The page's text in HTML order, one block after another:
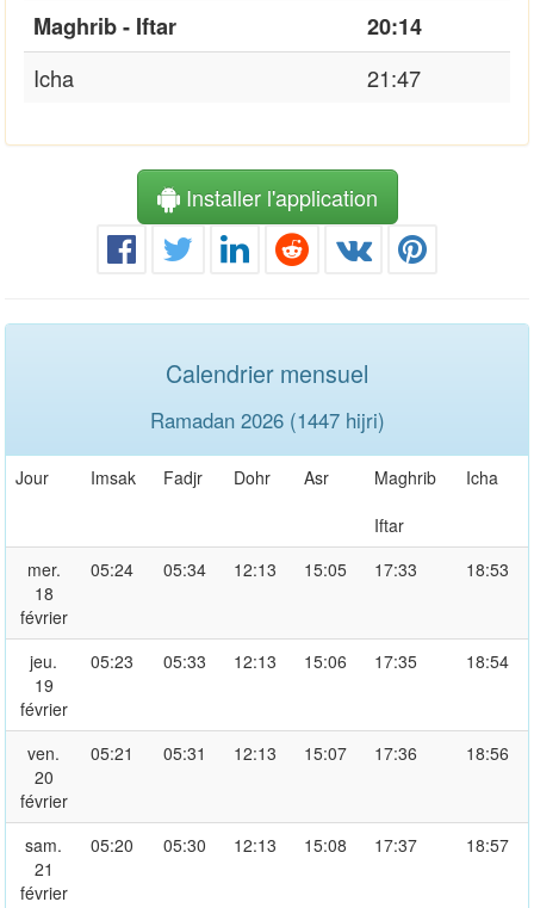
Maghrib - Iftar
20:14
Icha
21:47
Installer l'application
Calendrier mensuel
Ramadan 2026 (1447 hijri)
Jour Imsak Fadjr Dohr Asr
Maghrib
Iftar
Icha
mer.
18
février
05:24 05:34 12:13 15:05 17:33 18:53
jeu.
19
février
05:23 05:33 12:13 15:06 17:35 18:54
ven.
20
février
05:21 05:31 12:13 15:07 17:36 18:56
sam.
21
février
05:20 05:30 12:13 15:08 17:37 18:57